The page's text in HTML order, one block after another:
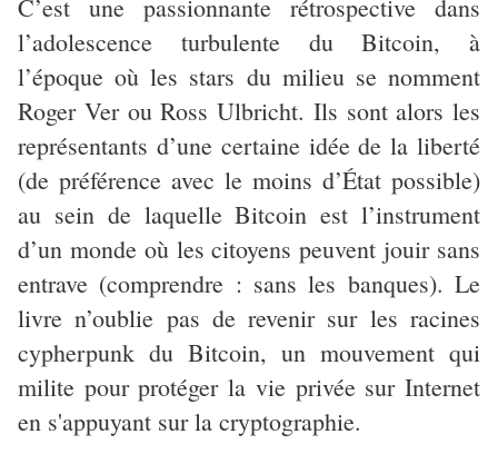
C’est une passionnante rétrospective dans
l’adolescence turbulente du Bitcoin, à
l’époque où les stars du milieu se nomment
Roger Ver ou Ross Ulbricht. Ils sont alors les
représentants d’une certaine idée de la liberté
(de préférence avec le moins d’État possible)
au sein de laquelle Bitcoin est l’instrument
d’un monde où les citoyens peuvent jouir sans
entrave (comprendre : sans les banques). Le
livre n’oublie pas de revenir sur les racines
cypherpunk du Bitcoin, un mouvement qui
milite pour protéger la vie privée sur Internet
en s'appuyant sur la cryptographie.